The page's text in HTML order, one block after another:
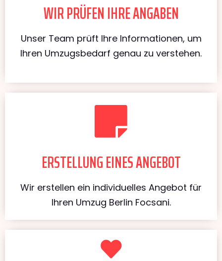
WIR PRÜFEN IHRE ANGABEN
Unser Team prüft Ihre Informationen, um
Ihren Umzugsbedarf genau zu verstehen.
ERSTELLUNG EINES ANGEBOT
Wir erstellen ein individuelles Angebot für
Ihren Umzug Berlin Focsani.